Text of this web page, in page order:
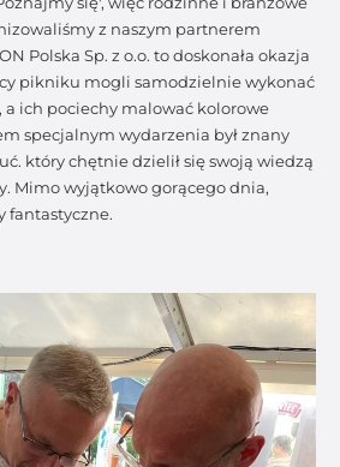
z naszym partnerem
Polska Sp. z o.o. to doskonała okazja
pikniku mogli samodzielnie wykonać
a ich pociechy malować kolorowe
specjalnym wydarzenia był znany
który chętnie dzielił się swoją wiedzą
Mimo wyjątkowo gorącego dnia,
fantastyczne.